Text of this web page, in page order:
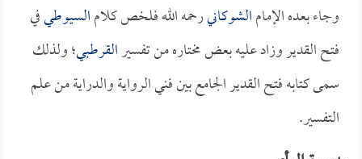
وجاء بعده الإمامالشوكانيرحمه الله فلخص كلامالسيوطيفي
فتح القدير وزاد عليه بعض مختاره من تفسيرالقرطبي؛ ولذلك
سمى كتابه فتح القدير الجامع بين فني الرواية والدراية من علم
التفسير.